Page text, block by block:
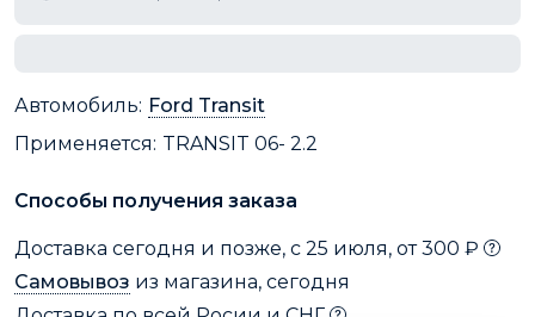
Автомобиль: Ford Transit
Применяется: TRANSIT 06- 2.2
Способы получения заказа
Доставка сегодня и позже, с 25 июля, от 300 ₽
Самовывоз из магазина, сегодня